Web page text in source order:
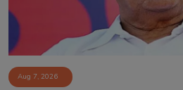
Aug 7, 2026